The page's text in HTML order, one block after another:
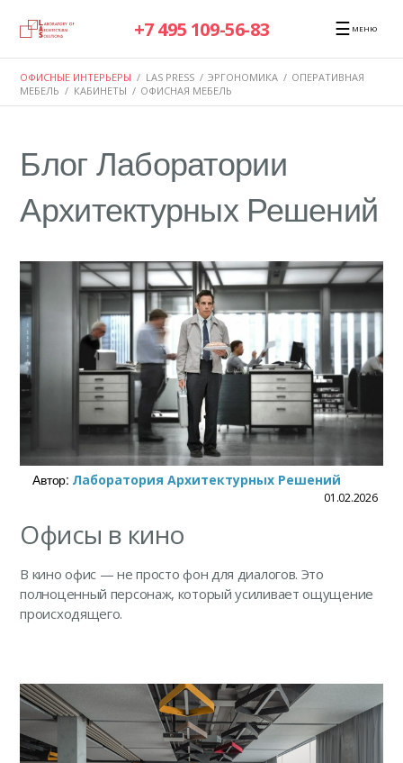
+7 495 109-56-83 ☰ МЕНЮ
ОФИСНЫЕ ИНТЕРЬЕРЫ / LAS PRESS / ЭРГОНОМИКА / ОПЕРАТИВНАЯ
МЕБЕЛЬ / КАБИНЕТЫ / ОФИСНАЯ МЕБЕЛЬ
Блог Лаборатории
Архитектурных Решений
Автор: Лаборатория Архитектурных Решений
01.02.2026
Офисы в кино
В кино офис — не просто фон для диалогов. Это
полноценный персонаж, который усиливает ощущение
происходящего.